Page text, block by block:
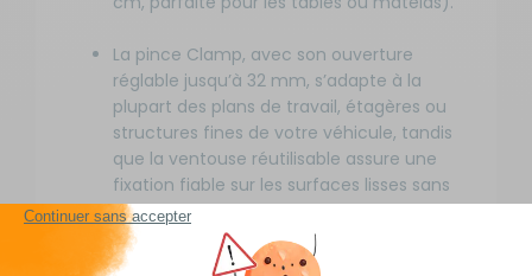
La pince Clamp, avec son ouverture
réglable jusqu’à 32 mm, s’adapte à la
plupart des plans de travail, étagères ou
structures fines de votre véhicule, tandis
que la ventouse réutilisable assure une
fixation fiable sur les surfaces lisses sans
laisser de traces, même après plusieurs
utilisations ou en cas de variations de
température.